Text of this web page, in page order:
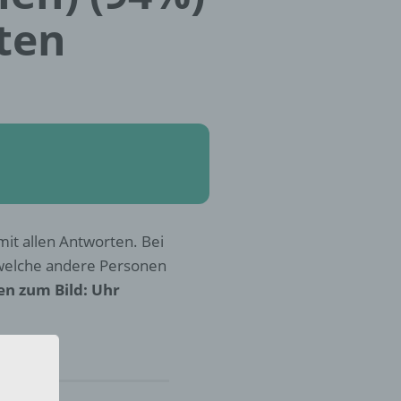
allen Antworten. Bei
andere Personen
zum Bild: Uhr